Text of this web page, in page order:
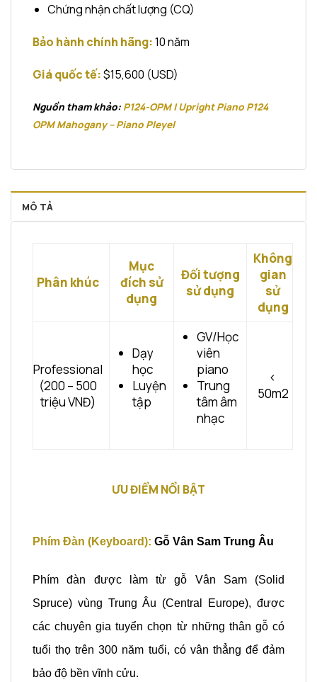
Chứng nhận chất lượng (CQ)
Bảo hành chính hãng:10 năm
Giá quốc tế:$15,600 (USD)
Nguồn tham khảo: P124-OPM | Upright Piano P124
OPM Mahogany – Piano Pleyel
MÔ TẢ
Phân khúc
Mục
đích sử
dụng
Đối tượng
sử dụng
Không
gian
sử
dụng
Professional
(200 – 500
triệu VNĐ)
Dạy
học
Luyện
tập
GV/Học
viên
piano
Trung
tâm âm
nhạc
<
50m2
ƯU ĐIỂM NỔI BẬT
Phím Đàn (Keyboard): Gỗ Vân Sam Trung Âu
Phím đàn được làm từ gỗ Vân Sam (Solid
Spruce) vùng Trung Âu (Central Europe), được
các chuyên gia tuyển chọn từ những thân gỗ có
tuổi thọ trên 300 năm tuổi, có vân thẳng để đảm
bảo độ bền vĩnh cửu.